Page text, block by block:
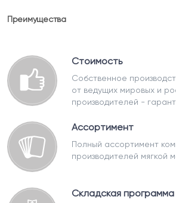
Преимущества
Стоимость
Собственное
от ведущих мировых и
производителей -
Ассортимент
Полный ассортимент
производителей мягкой
Складская программа